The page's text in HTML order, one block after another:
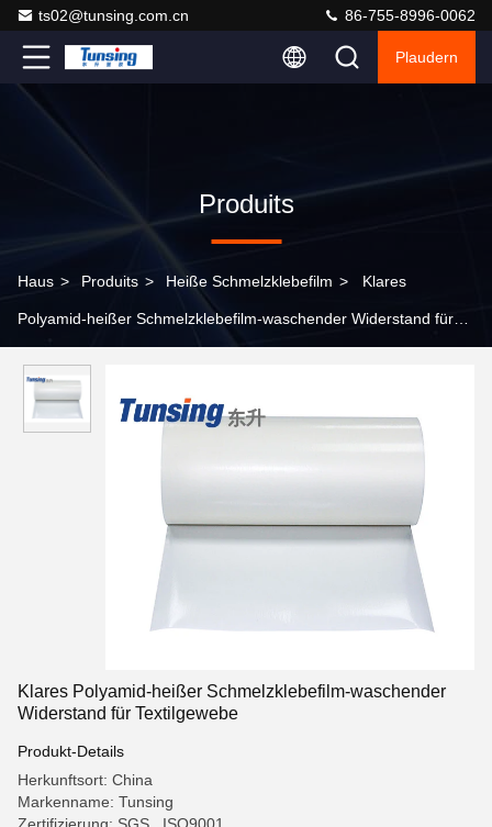
ts02@tunsing.com.cn 86-755-8996-0062
Plaudern
Produits
Haus > Produits > Heiße Schmelzklebefilm > Klares
Polyamid-heißer Schmelzklebefilm-waschender Widerstand für
Klares Polyamid-heißer Schmelzklebefilm-waschender
Widerstand für Textilgewebe
Produkt-Details
Herkunftsort: China
Markenname: Tunsing